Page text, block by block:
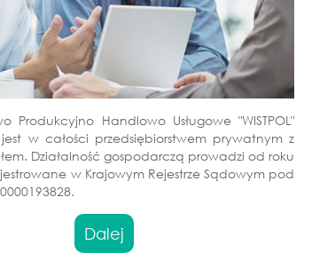
Produkcyjno Handlowo Usługowe "WISTPOL"
w całości przedsiębiorstwem prywatnym z
Działalność gospodarczą prowadzi od roku
w Krajowym Rejestrze Sądowym pod
Dalej